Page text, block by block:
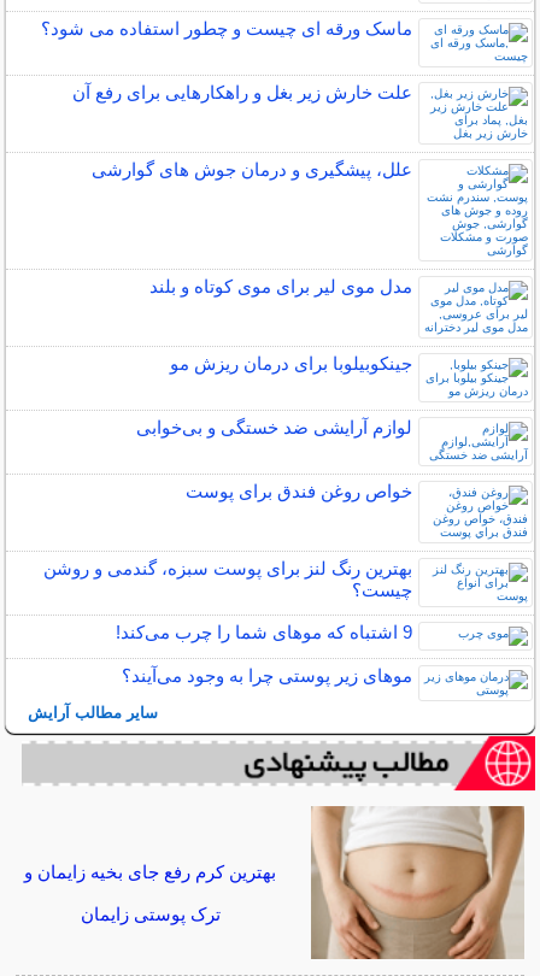
ماسک ورقه ای چیست و چطور استفاده می شود؟
علت خارش زیر بغل و راهکارهایی برای رفع آن
علل، پیشگیری و درمان جوش های گوارشی
مدل موی لیر برای موی کوتاه و بلند
جینکوبیلوبا برای درمان ریزش مو
لوازم آرایشی ضد خستگی و بی‌خوابی
خواص روغن فندق برای پوست
بهترین رنگ لنز برای پوست سبزه، گندمی و روشن
چیست؟
9 اشتباه که موهای شما را چرب می‌کند!
مو‌های زیر پوستی چرا به وجود می‌آیند؟
سایر مطالب آرایش
بهترین کرم رفع جای بخیه زایمان و
ترک پوستی زایمان